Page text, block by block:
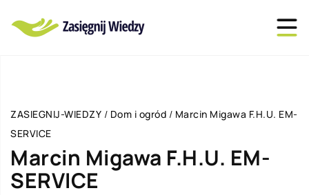
ZASIEGNIJ-WIEDZY / Dom i ogród / Marcin Migawa F.H.U. EM-
SERVICE
Marcin Migawa F.H.U. EM-
SERVICE